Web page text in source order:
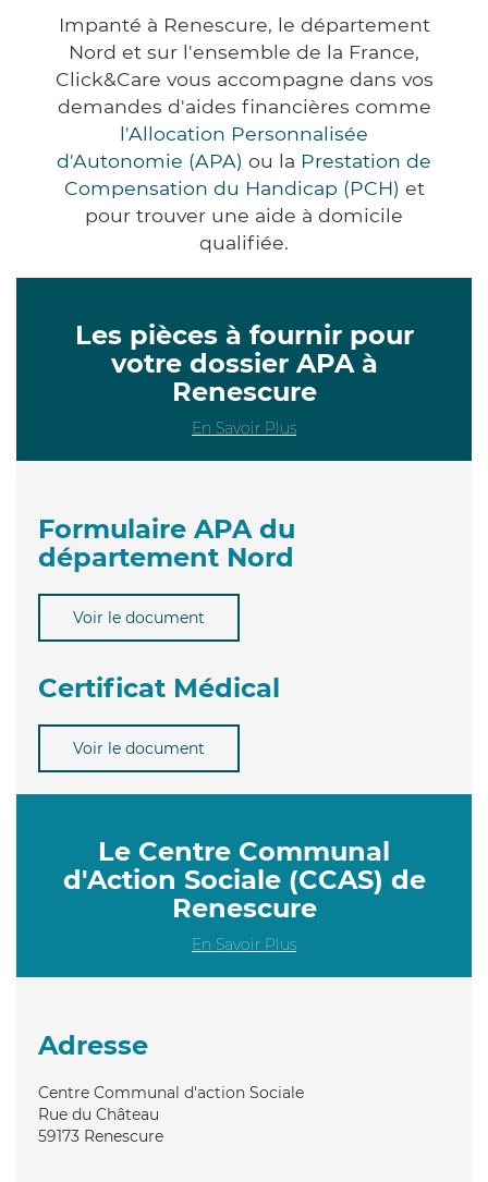
Impanté à Renescure, le département
Nord et sur l'ensemble de la France,
Click&Care vous accompagne dans vos
demandes d'aides financières comme
l'Allocation Personnalisée
d'Autonomie (APA) ou la Prestation de
Compensation du Handicap (PCH) et
pour trouver une aide à domicile
qualifiée.
Les pièces à fournir pour
votre dossier APA à
Renescure
En Savoir Plus
Formulaire APA du
département Nord
Voir le document
Certificat Médical
Voir le document
Le Centre Communal
d'Action Sociale (CCAS) de
Renescure
En Savoir Plus
Adresse
Centre Communal d'action Sociale
Rue du Château
59173 Renescure